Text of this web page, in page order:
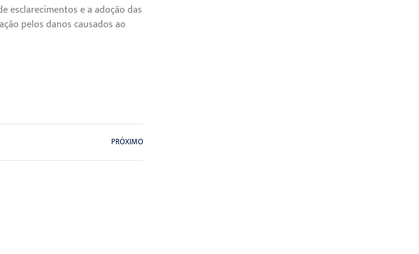
esclarecimentos e a adoção das
pelos danos causados ao
PRÓXIMO